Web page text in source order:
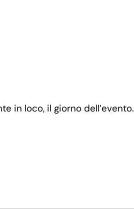
in loco, il giorno dell’evento.